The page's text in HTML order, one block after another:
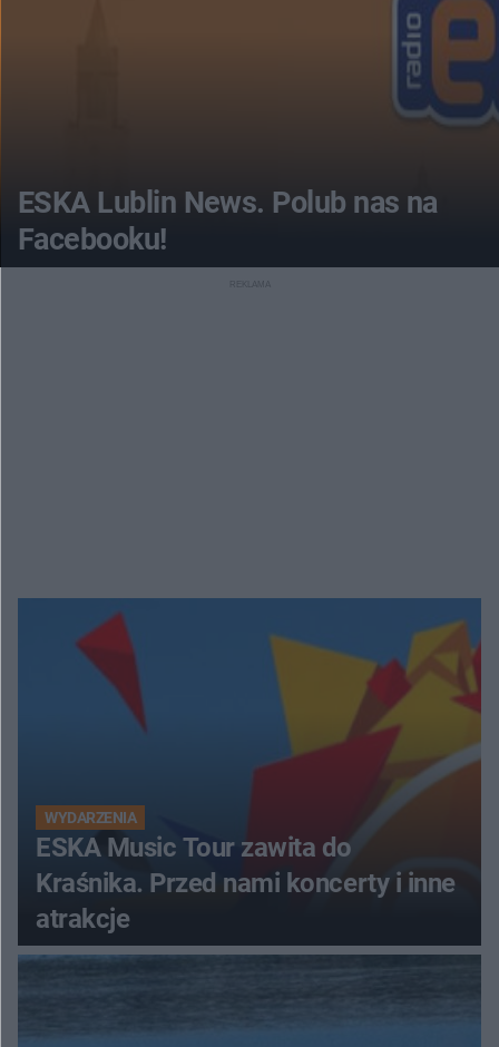
ESKA Lublin News. Polub nas na
Facebooku!
WYDARZENIA
ESKA Music Tour zawita do
Kraśnika. Przed nami koncerty i inne
atrakcje